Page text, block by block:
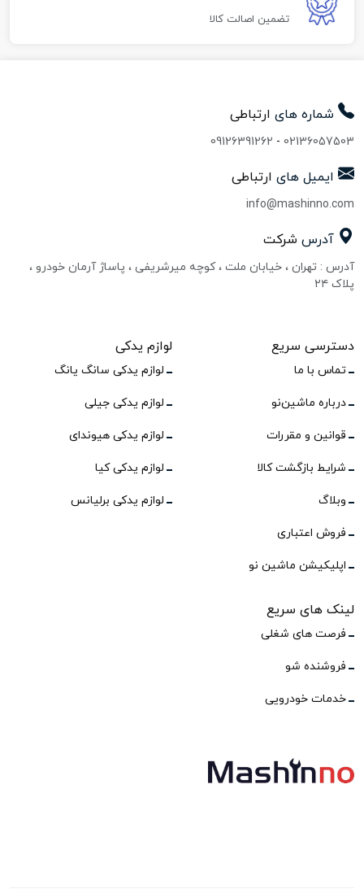
تضمین اصالت کالا
شماره های ارتباطی
02136057503
-
09126391262
ایمیل های ارتباطی
info@mashinno.com
آدرس شرکت
آدرس : تهران ، خیابان ملت ، کوچه میرشریفی ، پاساژ آرمان خودرو ،
پلاک ۲۴
دسترسی سریع
تماس با ما
درباره ماشین‌نو
قوانین و مقررات
شرایط بازگشت کالا
وبلاگ
فروش اعتباری
اپلیکیشن ماشین نو
لوازم یدکی
لوازم یدکی سانگ یانگ
لوازم یدکی جیلی
لوازم یدکی هیوندای
لوازم یدکی کیا
لوازم یدکی برلیانس
لینک های سریع
فرصت های شغلی
فروشنده شو
خدمات خودرویی